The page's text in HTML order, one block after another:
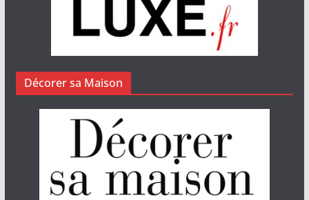
Décorer sa Maison